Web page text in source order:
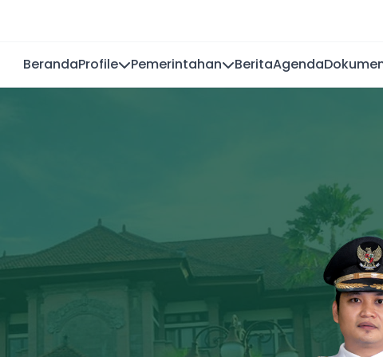
BerandaProfile Pemerintahan BeritaAgenda